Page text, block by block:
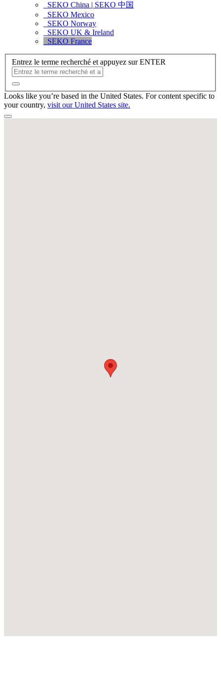
SEKO China | SEKO 中国
SEKO Mexico
SEKO Norway
SEKO UK & Ireland
SEKO France
Entrez le terme recherché et appuyez sur ENTER
Looks like you’re based in the United States. For content specific to
your country, visit our United States site.